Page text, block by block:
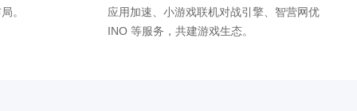
。
应用加速、小游戏联机对战引擎、智营网优
INO 等服务，共建游戏生态。